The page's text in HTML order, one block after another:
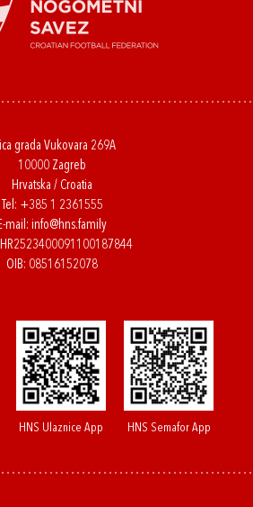
grada Vukovara 269A
10000 Zagreb
Hrvatska / Croatia
Tel: +385 1 2361555
mail: info@hns.family
HR2523400091100187844
OIB: 08516152078
HNS Ulaznice App HNS Semafor App